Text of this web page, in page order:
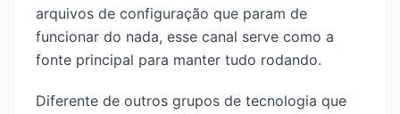
arquivos de configuração que param de
funcionar do nada, esse canal serve como a
fonte principal para manter tudo rodando.
Diferente de outros grupos de tecnologia que